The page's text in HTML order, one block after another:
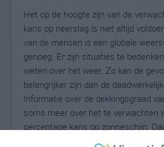
Het op de hoogte zijn van de
kans op neerslag is niet altijd
van de mensen is een globale
genoeg. Er zijn situaties te
weten over het weer. Zo kan de
belangrijker zijn dan de
Informatie over de dekkingsgraad
soms meer over het te verwachten
percentage kans op zonneschijn.
uitgebreide weersvoorspelling voor